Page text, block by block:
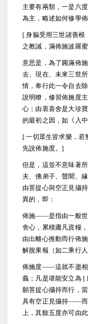
主要有兩類，一是六
為主，略述如何修學
[身軀受用三世諸善根
之教誡，滿佈施波羅
意思是，為了圓滿佈
去、現在、未來三世
情，奉行此一令自去
說明瞭，修習佈施度
心；由衷喜舍是大珍
的最初之因，如《入中
[一切眾生皆求樂，若
先說佈施度。]
但是，這並不意味著
夫、佛弟子、聲聞、
由菩提心與空正見攝
異的，即：
佈施――是指由一般世
舍心，累積庸凡資糧
由出離心推動而行佈
解脫果報（如二乘行人
佈施度――這就不盡相
義；凡是堪能安立為 [
願菩提心攝持而行，
具有空正見攝持――而
上，其餘五度亦可由此